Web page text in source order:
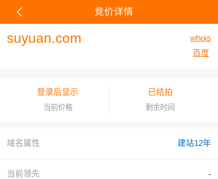
竞价详情
suyuan.com
whois
百度
登录后显示
当前价格
已结拍
剩余时间
域名属性 建站12年
当前领先 -